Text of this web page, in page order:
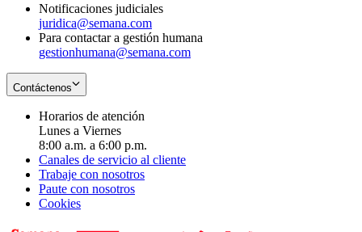
Notificaciones judiciales
juridica@semana.com
Para contactar a gestión humana
gestionhumana@semana.com
Contáctenos
Horarios de atención
Lunes a Viernes
8:00 a.m. a 6:00 p.m.
Canales de servicio al cliente
Trabaje con nosotros
Paute con nosotros
Cookies